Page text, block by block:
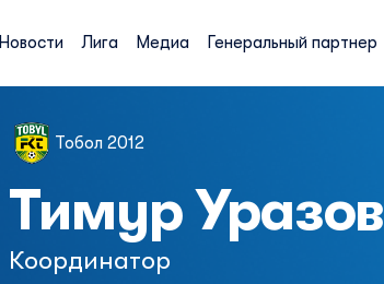
Новости Лига Медиа Генеральный партнер
Тобол 2012
Тимур Уразов
Координатор